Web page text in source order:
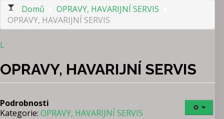
Domů
OPRAVY, HAVARIJNÍ SERVIS
OPRAVY, HAVARIJNÍ SERVIS
L
OPRAVY, HAVARIJNÍ SERVIS
Podrobnosti
Kategorie: OPRAVY, HAVARIJNÍ SERVIS